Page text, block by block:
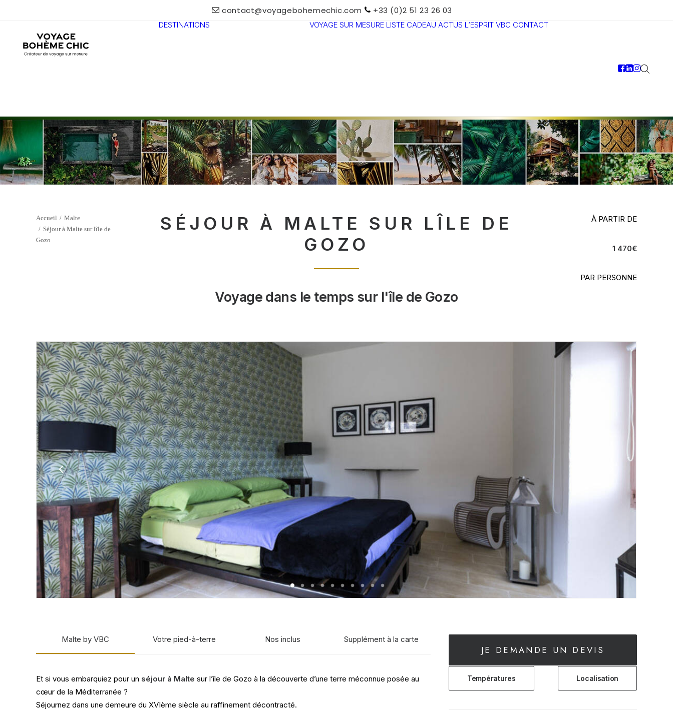
contact@voyagebohemechic.com +33 (0)2 51 23 26 03
DESTINATIONS VOYAGE SUR MESURE LISTE CADEAU ACTUS L’ESPRIT VBC CONTACT
Accueil
Malte
Séjour à Malte sur lîle de
Gozo
SÉJOUR À MALTE SUR LÎLE DE
GOZO
Voyage dans le temps sur l'île de Gozo
À PARTIR DE
1 470€
PAR PERSONNE
Malte by VBC Votre pied-à-terre Nos inclus Supplément à la carte
Et si vous embarquiez pour un séjour à Malte sur l’île de Gozo à la découverte d’une terre méconnue posée au
cœur de la Méditerranée ?
Séjournez dans une demeure du XVIème siècle au raffinement décontracté.
JE DEMANDE UN DEVIS
Températures Localisation